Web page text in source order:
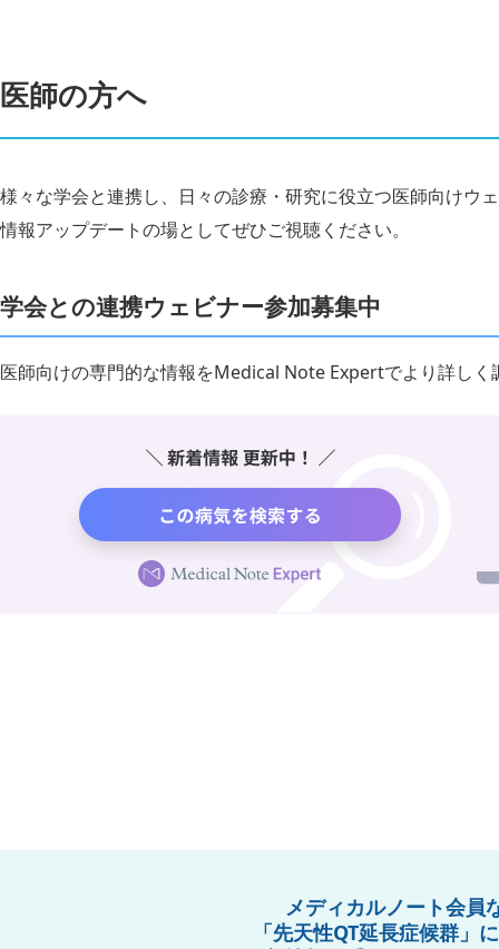
医師の方へ
様々な学会と連携し、日々の診療・研究に役立つ医師向けウ
情報アップデートの場としてぜひご視聴ください。
学会との連携ウェビナー参加募集中
医師向けの専門的な情報をMedical Note Expertでより詳しく
メディカルノート会員
「先天性QT延長症候群」